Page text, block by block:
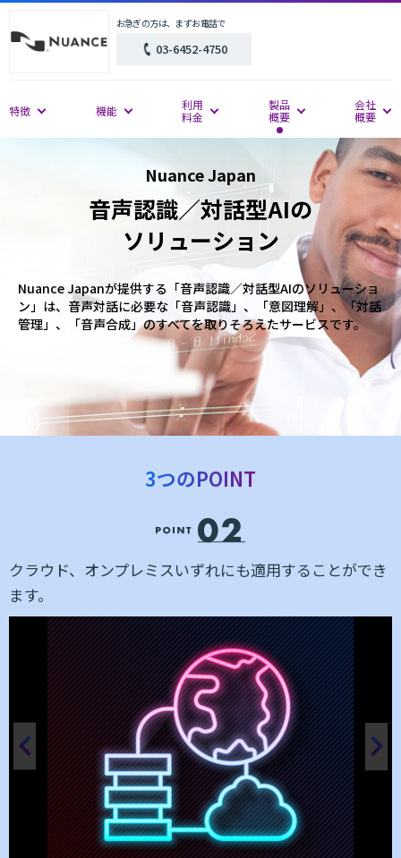
特徴 機能
利用
料金
製品
概要
会社
概要
お急ぎの方は、まずお電話で
03-6452-4750
Nuance Japan
音声認識／対話型AIの
ソリューション
Nuance Japanが提供する「音声認識／対話型AIのソリューショ
ン」は、音声対話に必要な「音声認識」、「意図理解」、「対話
管理」、「音声合成」のすべてを取りそろえたサービスです。
3つのPOINT
クラウド、オンプレミスいずれにも適用することができ
ます。